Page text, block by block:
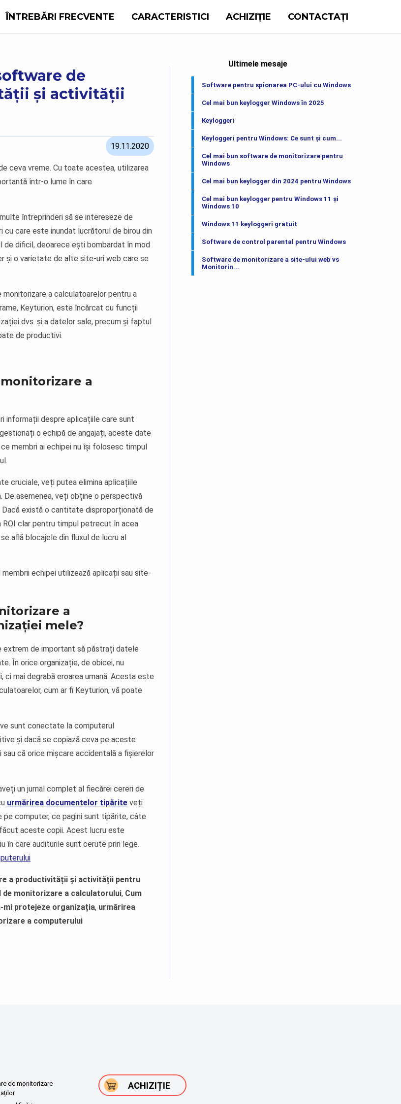
ÎNTREBĂRI FRECVENTE CARACTERISTICI ACHIZIȚIE CONTACTAȚI
de
și activității
19.11.2020
ceva vreme. Cu toate acestea, utilizarea
într-o lume în care
întreprinderi să se intereseze de
care este inundat lucrătorul de birou din
de dificil, deoarece ești bombardat în mod
și o varietate de alte site-uri web care se
a calculatoarelor pentru a
Keyturion, este încărcat cu funcții
dvs. și a datelor sale, precum și faptul
de productivi.
a
informații despre aplicațiile care sunt
o echipă de angajați, aceste date
membri ai echipei nu își folosesc timpul
cruciale, veți putea elimina aplicațiile
De asemenea, veți obține o perspectivă
există o cantitate disproporționată de
clar pentru timpul petrecut în acea
află blocajele din fluxul de lucru al
echipei utilizează aplicații sau site-
a
mele?
extrem de important să păstrați datele
În orice organizație, de obicei, nu
mai degrabă eroarea umană. Acesta este
cum ar fi Keyturion, vă poate
sunt conectate la computerul
și dacă se copiază ceva pe aceste
că orice mișcare accidentală a fișierelor
un jurnal complet al fiecărei cereri de
urmărirea documentelor tipărite veți
computer, ce pagini sunt tipărite, câte
aceste copii. Acest lucru este
în care auditurile sunt cerute prin lege.
a productivității și activității pentru
monitorizare a calculatorului, Cum
protejeze organizația, urmărirea
a computerului
Ultimele mesaje
Software pentru spionarea PC-ului cu Windows
Cel mai bun keylogger Windows în 2025
Keyloggeri
Keyloggeri pentru Windows: Ce sunt și cum...
Cel mai bun software de monitorizare pentru
Windows
Cel mai bun keylogger din 2024 pentru Windows
Cel mai bun keylogger pentru Windows 11 și
Windows 10
Windows 11 keyloggeri gratuit
Software de control parental pentru Windows
Software de monitorizare a site-ului web vs
Monitorin...
de monitorizare
ACHIZIȚIE